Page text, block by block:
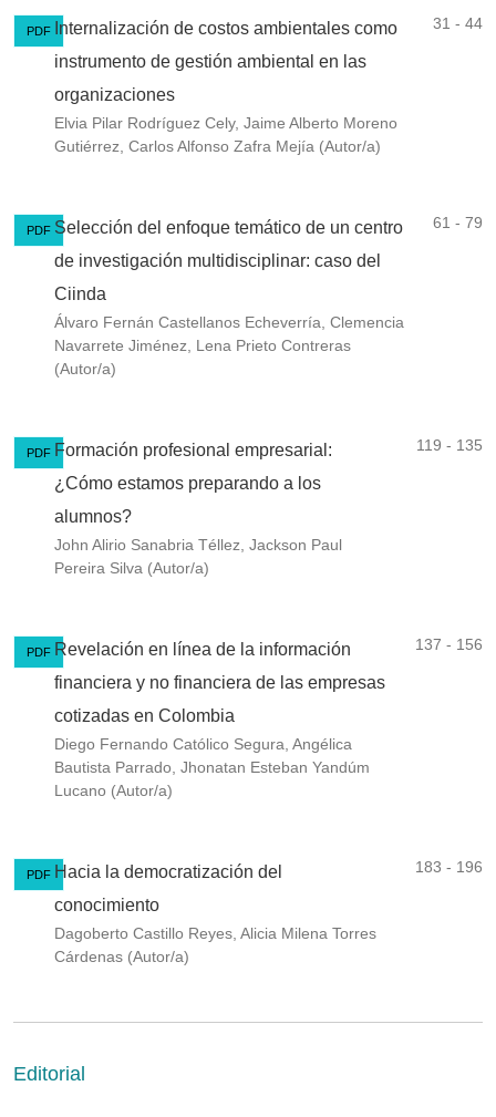
PDF
Internalización de costos ambientales como
instrumento de gestión ambiental en las
organizaciones
Elvia Pilar Rodríguez Cely, Jaime Alberto Moreno
Gutiérrez, Carlos Alfonso Zafra Mejía (Autor/a)
31 - 44
PDF Selección del enfoque temático de un centro
de investigación multidisciplinar: caso del
Ciinda
Álvaro Fernán Castellanos Echeverría, Clemencia
Navarrete Jiménez, Lena Prieto Contreras
(Autor/a)
61 - 79
PDF Formación profesional empresarial:
¿Cómo estamos preparando a los
alumnos?
John Alirio Sanabria Téllez, Jackson Paul
Pereira Silva (Autor/a)
119 - 135
PDF Revelación en línea de la información
financiera y no financiera de las empresas
cotizadas en Colombia
Diego Fernando Católico Segura, Angélica
Bautista Parrado, Jhonatan Esteban Yandúm
Lucano (Autor/a)
137 - 156
PDF Hacia la democratización del
conocimiento
Dagoberto Castillo Reyes, Alicia Milena Torres
Cárdenas (Autor/a)
183 - 196
Editorial